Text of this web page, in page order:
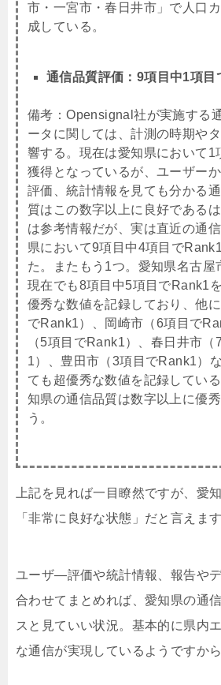
市・一宮市・春日井市」で人口
成している。
通信品質評価：9項目中1項
備考：Opensignal社が実施する
ータに関しては、計測の時期や
響する。現在は愛知県において1
獲得となっているが、ユーザー
評価、統計情報を見ても分かる
質はこの数字以上に良好である
は参考情報だが、実は直近の通
県において9項目中4項目で
た。またもう1つ。愛知県名古屋
現在でも8項目中5項目でRank1
優秀な数値を記録しており、他
でRank1）、岡崎市（6項目で
（5項目でRank1）、春日井市
1）、豊田市（3項目でRank1）
ても超優秀な数値を記録してい
知県の通信品質は数字以上に優
う。
上記を見れば一目瞭然ですが、愛
「非常に良好な状態」だと言えます
ユーザ―評価や統計情報、報告や
合わせてまとめれば、愛知県の通
スと見ていい状況。基本的に県内
な通信が実現しているようですから